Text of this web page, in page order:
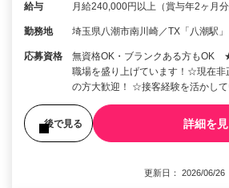
給与 月給240,000円以上（賞与年2ヶ月分
勤務地 埼玉県八潮市南川崎／TX「八潮駅
応募資格
無資格OK・ブランクある方もOK
職場を盛り上げています！☆現在非
の方大歓迎！ ☆接客経験を活かし
後で見る 詳細を
更新日： 2026/06/